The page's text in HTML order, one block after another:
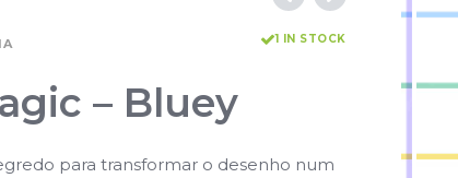
1 IN STOCK
– Bluey
para transformar o desenho num